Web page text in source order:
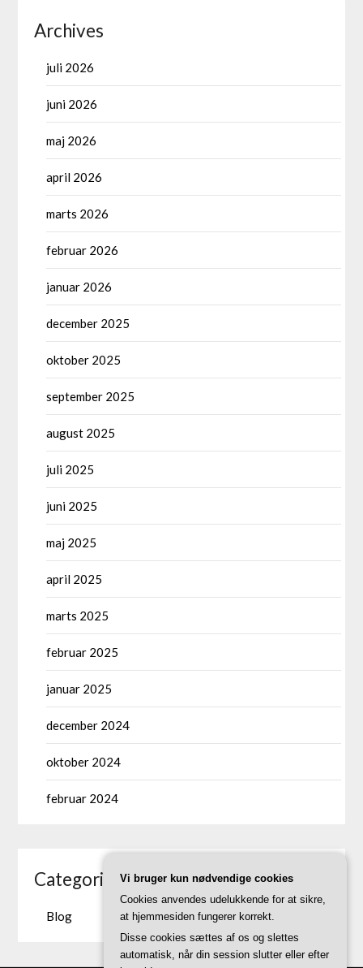
Archives
juli 2026
juni 2026
maj 2026
april 2026
marts 2026
februar 2026
januar 2026
december 2025
oktober 2025
september 2025
august 2025
juli 2025
juni 2025
maj 2025
april 2025
marts 2025
februar 2025
januar 2025
december 2024
oktober 2024
februar 2024
Categories
Blog
Vi bruger kun nødvendige cookies
Cookies anvendes udelukkende for at sikre,
at hjemmesiden fungerer korrekt.
Disse cookies sættes af os og slettes
automatisk, når din session slutter eller efter